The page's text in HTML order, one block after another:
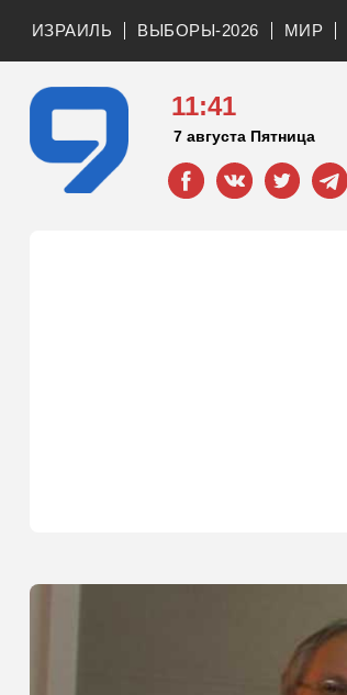
ИЗРАИЛЬ ВЫБОРЫ-2026 МИР
11:41
7 августа Пятница